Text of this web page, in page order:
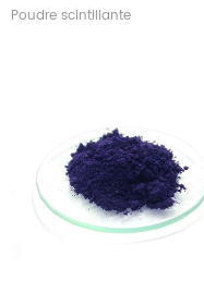
Poudre scintillante